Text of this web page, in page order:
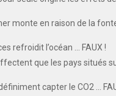
monte en raison de la
refroidit l’océan ... FAUX !
que les pays situés
capter le CO2 ...